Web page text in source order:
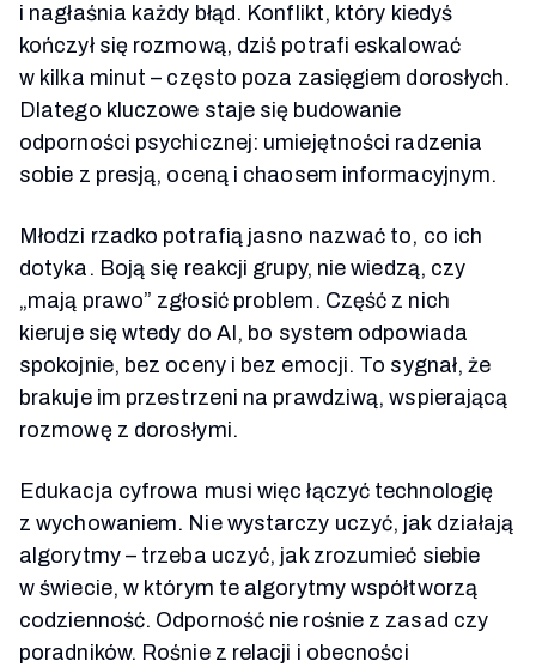
i nagłaśnia każdy błąd. Konflikt, który kiedyś
kończył się rozmową, dziś potrafi eskalować
w kilka minut – często poza zasięgiem dorosłych.
Dlatego kluczowe staje się budowanie
odporności psychicznej: umiejętności radzenia
sobie z presją, oceną i chaosem informacyjnym.
Młodzi rzadko potrafią jasno nazwać to, co ich
dotyka. Boją się reakcji grupy, nie wiedzą, czy
„mają prawo” zgłosić problem. Część z nich
kieruje się wtedy do AI, bo system odpowiada
spokojnie, bez oceny i bez emocji. To sygnał, że
brakuje im przestrzeni na prawdziwą, wspierającą
rozmowę z dorosłymi.
Edukacja cyfrowa musi więc łączyć technologię
z wychowaniem. Nie wystarczy uczyć, jak działają
algorytmy – trzeba uczyć, jak zrozumieć siebie
w świecie, w którym te algorytmy współtworzą
codzienność. Odporność nie rośnie z zasad czy
poradników. Rośnie z relacji i obecności